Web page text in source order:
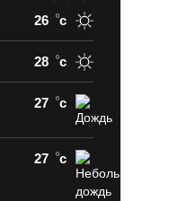
26 c
28 c
27 c
27 c